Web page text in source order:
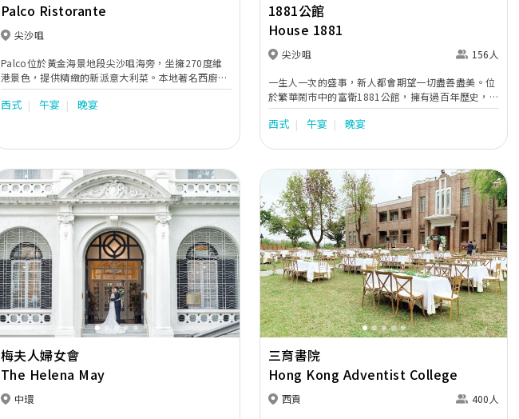
Palco Ristorante
尖沙咀
Palco位於黃金海景地段尖沙咀海旁，坐擁270度維
港景色，提供精緻的新派意大利菜。本地著名西廚劉
銘佳(Ken Lau)任行政總廚，他擁有逾30年入廚經
驗，曾於半島酒店的多間餐廳任職，除了
國、東南亞、日本、瑞士等多國菜式，擅長糅合意大
己，炮製一道道精緻美味的fusion菜式。
西式 午宴 晚宴
1881公館
House 1881
尖沙咀 156人
一生人一次的盛事，新人都會期望一切盡善盡美。位
於繁華鬧市中的富衛1881公館，擁有過百年歷史，富
有濃烈的殖民地色彩。公館設有多個別具特色的場
地，無論新人渴望的是中式婚宴、西式派對、雞尾酒
現。富衛1881公館由前香港水警總部活化而成，坐擁
維多利亞港的醉人景緻。百年建築旁是綠意盎然的戶
外庭園Moon Garden，新人可以在此舉行浪漫婚
禮，讓賓客在自然戶外風景和綠油油草地上送上祝
福。除了戶外場地，富衛1881公館還設有多個室內證
婚場地，各具獨特風格和特色。此外，他們亦提供多
間特色露台套房，方便客人出門使用。
西式 午宴 晚宴
Previous Next
梅夫人婦女會
The Helena May
中環
Previous Next
三育書院
Hong Kong Adventist College
西貢 400人